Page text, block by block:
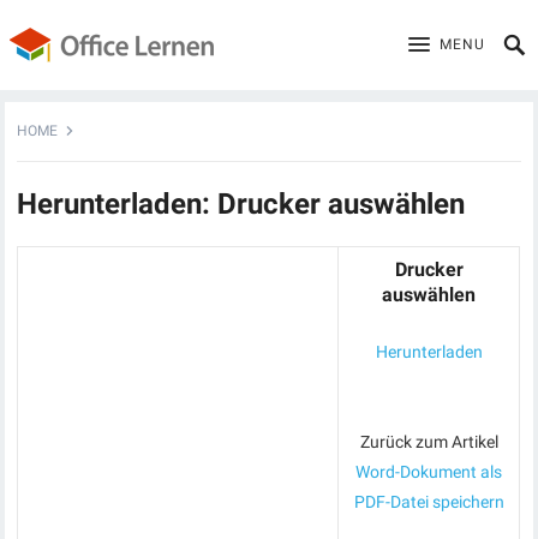
MENU
HOME
Herunterladen: Drucker auswählen
Drucker
auswählen
Herunterladen
Zurück zum Artikel
Word-Dokument als
PDF-Datei speichern